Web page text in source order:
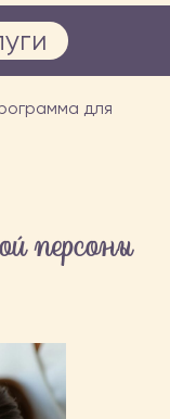
для
персоны